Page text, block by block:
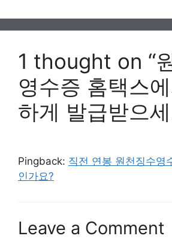
1 thought on “
영수증 홈택스
하게 발급받으
Pingback: 직전 연봉 원천징수영
인가요?
Leave a Comment